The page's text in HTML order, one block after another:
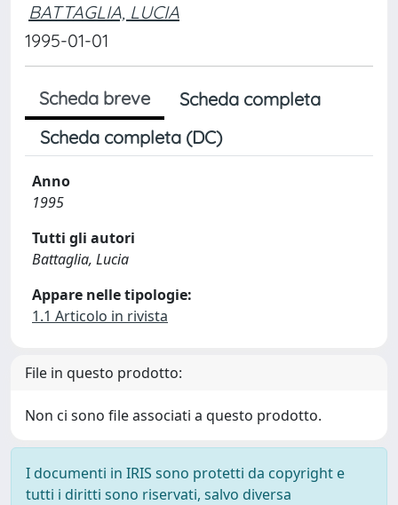
BATTAGLIA, LUCIA
1995-01-01
Scheda breve
Scheda completa
Scheda completa (DC)
Anno
1995
Tutti gli autori
Battaglia, Lucia
Appare nelle tipologie:
1.1 Articolo in rivista
File in questo prodotto:
Non ci sono file associati a questo prodotto.
I documenti in IRIS sono protetti da copyright e
tutti i diritti sono riservati, salvo diversa